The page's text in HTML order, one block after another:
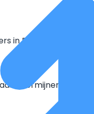
in Europa
in termijnen